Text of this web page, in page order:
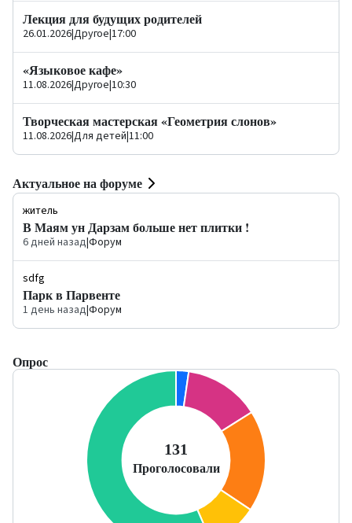
Лекция для будущих родителей
26.01.2026|Другое|17:00
«Языковое кафе»
11.08.2026|Другое|10:30
Творческая мастерская «Геометрия слонов»
11.08.2026|Для детей|11:00
Актуальное на форуме
житель
В Маям ун Дарзам больше нет плитки !
6 дней назад|Форум
sdfg
Парк в Парвенте
1 день назад|Форум
Опрос